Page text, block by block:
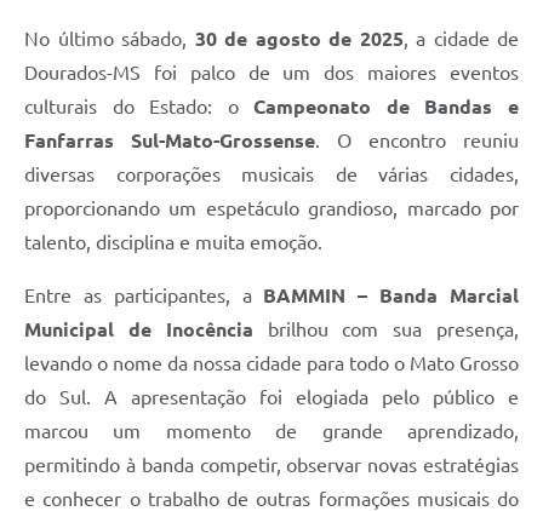
No último sábado, 30 de agosto de 2025 , a cidade de
Dourados-MS foi palco de um dos maiores eventos
culturais do Estado: oCampeonato de Bandas e
Fanfarras Sul-Mato-Grossense . O encontro reuniu
diversas corporações musicais de várias cidades,
proporcionando um espetáculo grandioso, marcado por
talento, disciplina e muita emoção.
Entre as participantes, a BAMMIN – Banda Marcial
Municipal de Inocência brilhou com sua presença,
levando o nome da nossa cidade para todo o Mato Grosso
do Sul. A apresentação foi elogiada pelo público e
marcou um momento de grande aprendizado,
permitindo à banda competir, observar novas estratégias
e conhecer o trabalho de outras formações musicais do